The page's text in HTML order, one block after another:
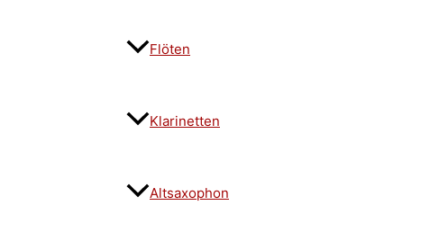
Flöten
Klarinetten
Altsaxophon